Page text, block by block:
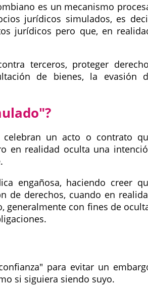
es un mecanismo
jurídicos simulados, es
jurídicos pero que, en
terceros, proteger
de bienes, la evasión
un acto o contrato
en realidad oculta una
engañosa, haciendo creer
de derechos, cuando en
generalmente con fines de
para evitar un
si siguiera siendo suyo.